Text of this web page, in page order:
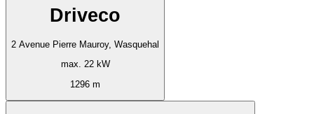
Driveco
2 Avenue Pierre Mauroy, Wasquehal
max. 22 kW
1296 m